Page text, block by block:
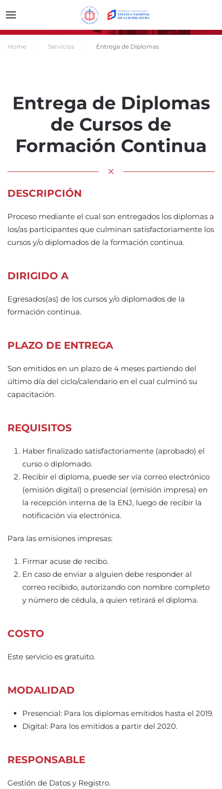
Home Servicios Entrega de Diplomas
Entrega de Diplomas
de Cursos de
Formación Continua
DESCRIPCIÓN
Proceso mediante el cual son entregados los diplomas a
los/as participantes que culminan satisfactoriamente los
cursos y/o diplomados de la formación continua.
DIRIGIDO A
Egresados(as) de los cursos y/o diplomados de la
formación continua.
PLAZO DE ENTREGA
Son emitidos en un plazo de 4 meses partiendo del
último día del ciclo/calendario en el cual culminó su
capacitación.
REQUISITOS
Haber finalizado satisfactoriamente (aprobado) el
curso o diplomado.
Recibir el diploma, puede ser vía correo electrónico
(emisión digital) o presencial (emisión impresa) en
la recepción interna de la ENJ, luego de recibir la
notificación via electrónica.
Para las emisiones impresas:
Firmar acuse de recibo.
En caso de enviar a alguien debe responder al
correo recibido, autorizando con nombre completo
y número de cédula, a quien retirará el diploma.
COSTO
Este servicio es gratuito.
MODALIDAD
Presencial: Para los diplomas emitidos hasta el 2019.
Digital: Para los emitidos a partir del 2020.
RESPONSABLE
Gestión de Datos y Registro.